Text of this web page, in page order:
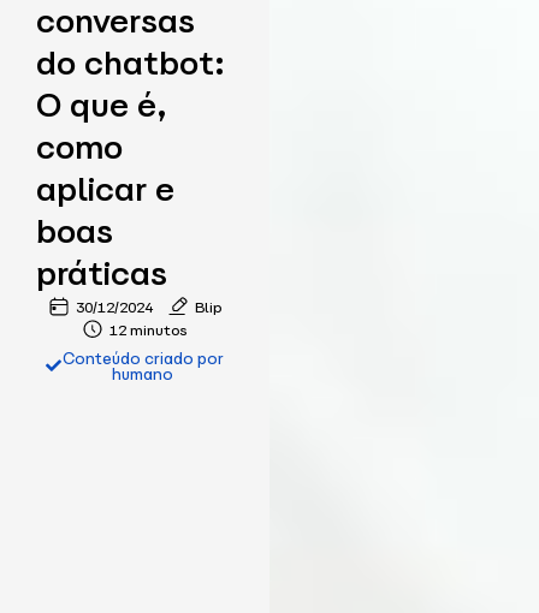
conversas
do chatbot:
O que é,
como
aplicar e
boas
práticas
30/12/2024
Blip
12 minutos
Conteúdo criado por
humano